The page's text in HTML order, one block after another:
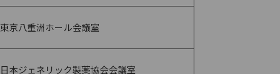
東京八重洲ホール会議室
日本ジェネリック製薬協会会議室